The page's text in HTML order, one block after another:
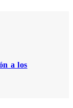
a los